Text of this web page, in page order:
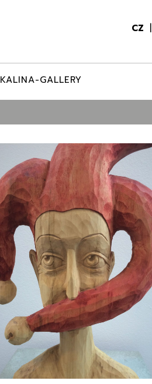
CZ
KALINA-GALLERY